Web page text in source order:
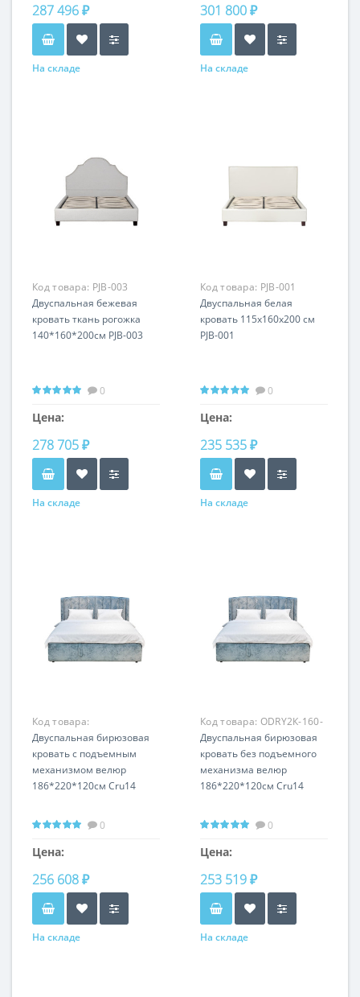
287 496 ₽
На складе
301 800 ₽
На складе
Код товара: PJB-003
Двуспальная бежевая
кровать ткань рогожка
140*160*200см PJB-003
0
Цена:
278 705 ₽
На складе
Код товара: PJB-001
Двуспальная белая
кровать 115х160х200 см
PJB-001
0
Цена:
235 535 ₽
На складе
Код товара:
ODRY2К-160M-Cru14
Двуспальная бирюзовая
кровать c подъемным
механизмом велюр
186*220*120см Cru14
0
Цена:
256 608 ₽
На складе
Код товара: ODRY2К-160-
Cru14
Двуспальная бирюзовая
кровать без подъемного
механизма велюр
186*220*120см Cru14
0
Цена:
253 519 ₽
На складе